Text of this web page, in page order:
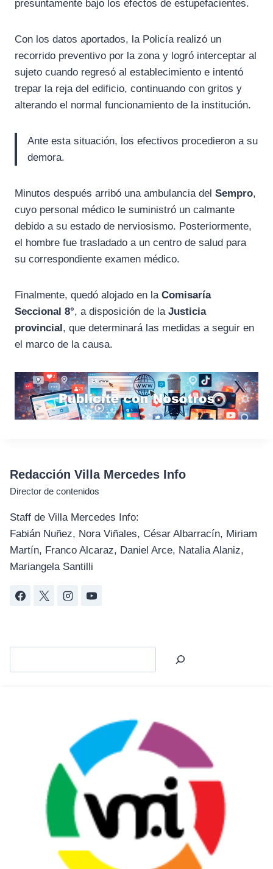
presuntamente bajo los efectos de estupefacientes.
Con los datos aportados, la Policía realizó un
recorrido preventivo por la zona y logró interceptar al
sujeto cuando regresó al establecimiento e intentó
trepar la reja del edificio, continuando con gritos y
alterando el normal funcionamiento de la institución.
Ante esta situación, los efectivos procedieron a su
demora.
Minutos después arribó una ambulancia del Sempro,
cuyo personal médico le suministró un calmante
debido a su estado de nerviosismo. Posteriormente,
el hombre fue trasladado a un centro de salud para
su correspondiente examen médico.
Finalmente, quedó alojado en la Comisaría
Seccional 8°, a disposición de la Justicia
provincial, que determinará las medidas a seguir en
el marco de la causa.
Redacción Villa Mercedes Info
Director de contenidos
Staff de Villa Mercedes Info:
Fabián Nuñez, Nora Viñales, César Albarracín, Miriam
Martín, Franco Alcaraz, Daniel Arce, Natalia Alaniz,
Mariangela Santilli